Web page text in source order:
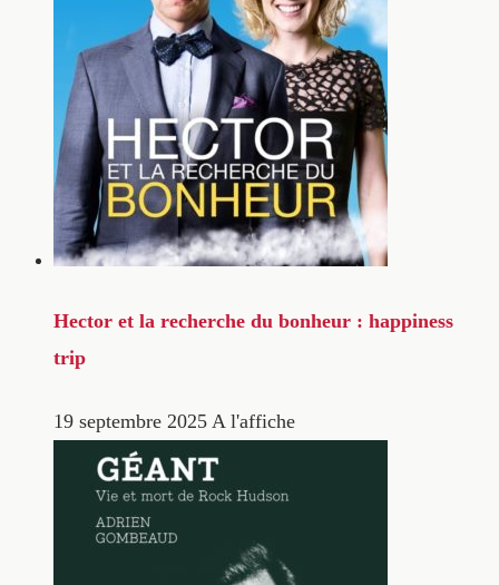
Hector et la recherche du bonheur : happiness
trip
19 septembre 2025 A l'affiche